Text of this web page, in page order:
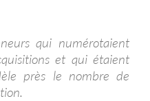
qui numérotaient
et qui étaient
près le nombre de